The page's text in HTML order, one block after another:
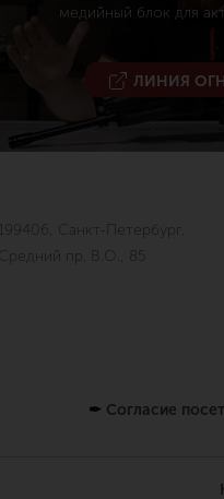
медийный блок для
ЛИНИЯ
199406, Санкт-Петербург,
Средний пр. В.О., 85
✒ Согласие